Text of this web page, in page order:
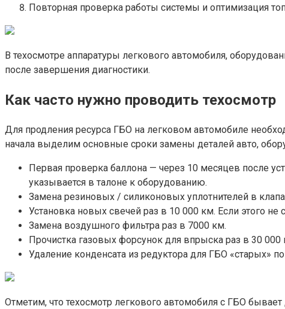
Повторная проверка работы системы и оптимизация
В техосмотре аппаратуры легкового автомобиля,
после завершения диагностики.
Как часто нужно проводить техосмотр
Для продления ресурса ГБО на легковом автомобиле
начала выделим основные сроки замены деталей авто,
Первая проверка баллона — через 10 месяцев после
указывается в талоне к оборудованию.
Замена резиновых / силиконовых уплотнителей в
Установка новых свечей раз в 10 000 км. Если этого
Замена воздушного фильтра раз в 7000 км.
Прочистка газовых форсунок для впрыска раз в 30
Удаление конденсата из редуктора для ГБО «старых»
Отметим, что техосмотр легкового автомобиля с ГБО